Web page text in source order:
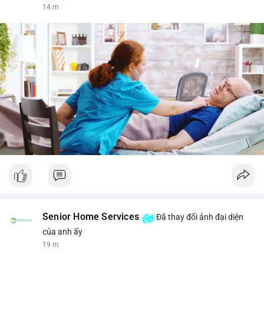
14 m
Senior Home Services
Đã thay đổi ảnh đại diện
của anh ấy
19 m